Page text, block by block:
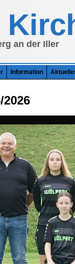
"display"
an der Iller
Information
2026